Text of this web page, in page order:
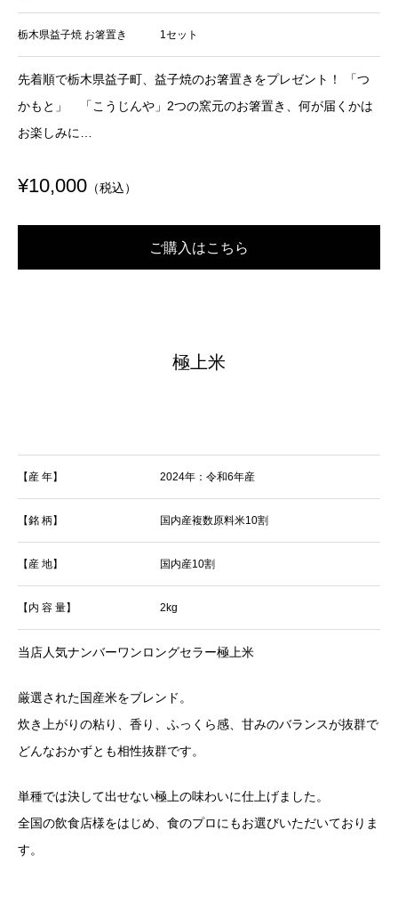
栃木県益子焼 お箸置き 1セット
先着順で栃木県益子町、益子焼のお箸置きをプレゼント！ 「つ
かもと」 「こうじんや」2つの窯元のお箸置き、何が届くかは
お楽しみに…
¥10,000 （税込）
ご購入はこちら
極上米
【産 年】 2024年：令和6年産
【銘 柄】 国内産複数原料米10割
【産 地】 国内産10割
【内 容 量】 2kg
当店人気ナンバーワンロングセラー極上米
厳選された国産米をブレンド。
炊き上がりの粘り、香り、ふっくら感、甘みのバランスが抜群で
どんなおかずとも相性抜群です。
単種では決して出せない極上の味わいに仕上げました。
全国の飲食店様をはじめ、食のプロにもお選びいただいておりま
す。